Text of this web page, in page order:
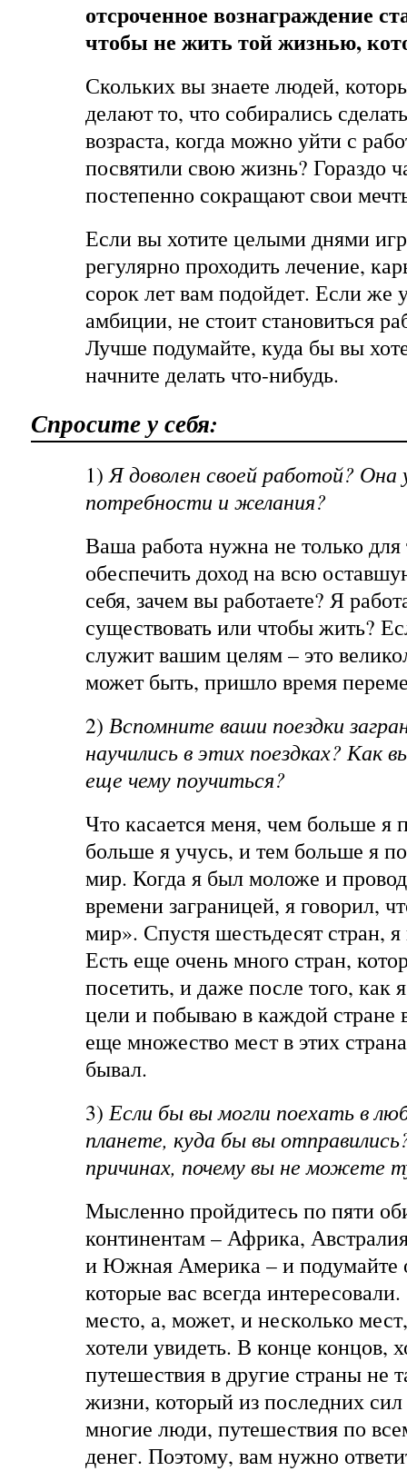
отсроченное вознаграждение
чтобы не жить той жизнью,
Скольких вы знаете людей,
делают то, что собирались
возраста, когда можно уйти с
посвятили свою жизнь? Гораздо
постепенно сокращают свои
Если вы хотите целыми днями
регулярно проходить лечение,
сорок лет вам подойдет. Если же
амбиции, не стоит становиться
Лучше подумайте, куда бы вы
начните делать что-нибудь.
Спросите у себя:
1)Я доволен своей работой?
потребности и желания?
Ваша работа нужна не только для
обеспечить доход на всю
себя, зачем вы работаете? Я
существовать или чтобы жить?
служит вашим целям – это
может быть, пришло время
2) Вспомните ваши поездки
научились в этих поездках? Как
еще чему поучиться?
Что касается меня, чем больше я
больше я учусь, и тем больше я
мир. Когда я был моложе и
времени заграницей, я говорил,
мир». Спустя шестьдесят стран,
Есть еще очень много стран,
посетить, и даже после того, как
цели и побываю в каждой стране
еще множество мест в этих
бывал.
3)Если бы вы могли поехать в
планете, куда бы вы
причинах, почему вы не можете
Мысленно пройдитесь по пяти
континентам – Африка,
и Южная Америка – и подумайте
которые вас всегда
место, а, может, и несколько
хотели увидеть. В конце концов,
путешествия в другие страны не
жизни, который из последних
многие люди, путешествия по
денег. Поэтому, вам нужно